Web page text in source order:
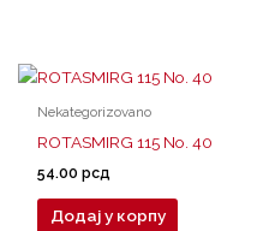
Nekategorizovano
ROTASMIRG 115 No. 40
54.00рсд
Додај у корпу